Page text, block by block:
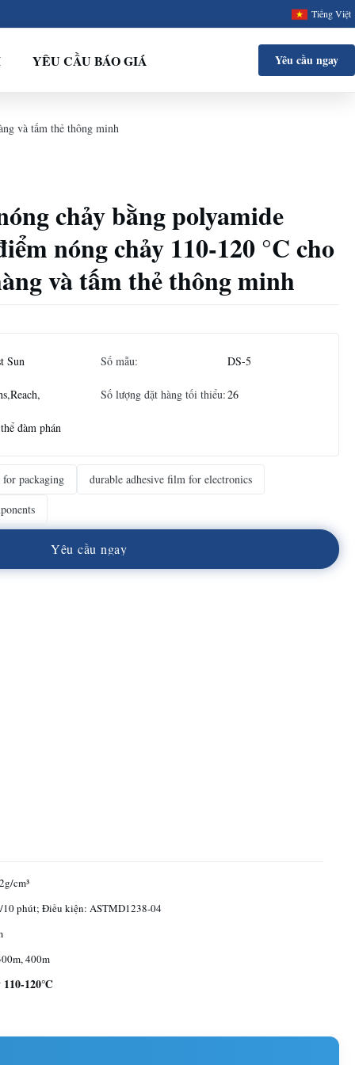
Tiếng Việt
YÊU CẦU BÁO GIÁ Yêu cầu ngay
và tấm thẻ thông minh
chảy bằng polyamide
nóng chảy 110-120 °C cho
và tấm thẻ thông minh
Sun Số mẫu: DS-5
Số lượng đặt hàng tối thiểu:26
đàm phán
packaging
durable adhesive film for electronics
Yêu cầu ngay
cm³
10 phút; Điều kiện: ASTMD1238-04
400m
110-120℃